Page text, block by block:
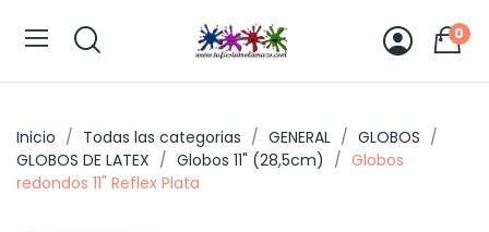
0
Inicio Todas las categorias GENERAL
GLOBOS
GLOBOS DE LATEX
Globos 11" (28,5cm)
Globos
redondos 11" Reflex Plata